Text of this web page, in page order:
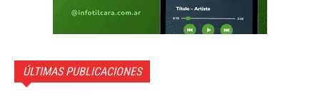
ÚLTIMAS PUBLICACIONES